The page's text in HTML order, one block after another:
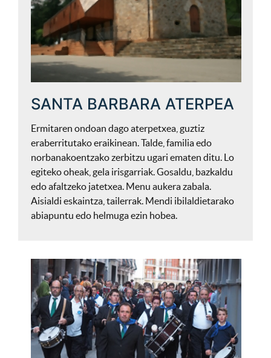
SANTA BARBARA ATERPEA
Ermitaren ondoan dago aterpetxea, guztiz
eraberritutako eraikinean. Talde, familia edo
norbanakoentzako zerbitzu ugari ematen ditu. Lo
egiteko oheak, gela irisgarriak. Gosaldu, bazkaldu
edo afaltzeko jatetxea. Menu aukera zabala.
Aisialdi eskaintza, tailerrak. Mendi ibilaldietarako
abiapuntu edo helmuga ezin hobea.